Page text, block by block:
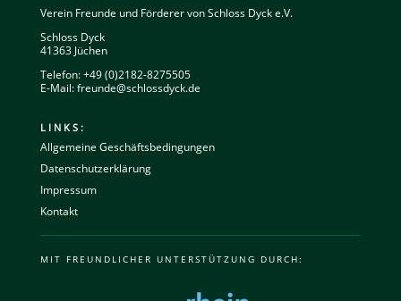
Verein Freunde und Förderer von Schloss Dyck e.V.
Schloss Dyck
41363 Jüchen
Telefon: +49 (0)2182-8275505
E-Mail:freunde@schlossdyck.de
LINKS:
Allgemeine Geschäftsbedingungen
Datenschutzerklärung
Impressum
Kontakt
MIT FREUNDLICHER UNTERSTÜTZUNG DURCH: